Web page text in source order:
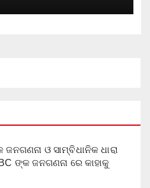
ଜନଗଣନା ଓ ସାମ୍ବିଧାନିକ ଧାରା
ଙ୍କ ଜନଗଣନା ରେ କାହାକୁ